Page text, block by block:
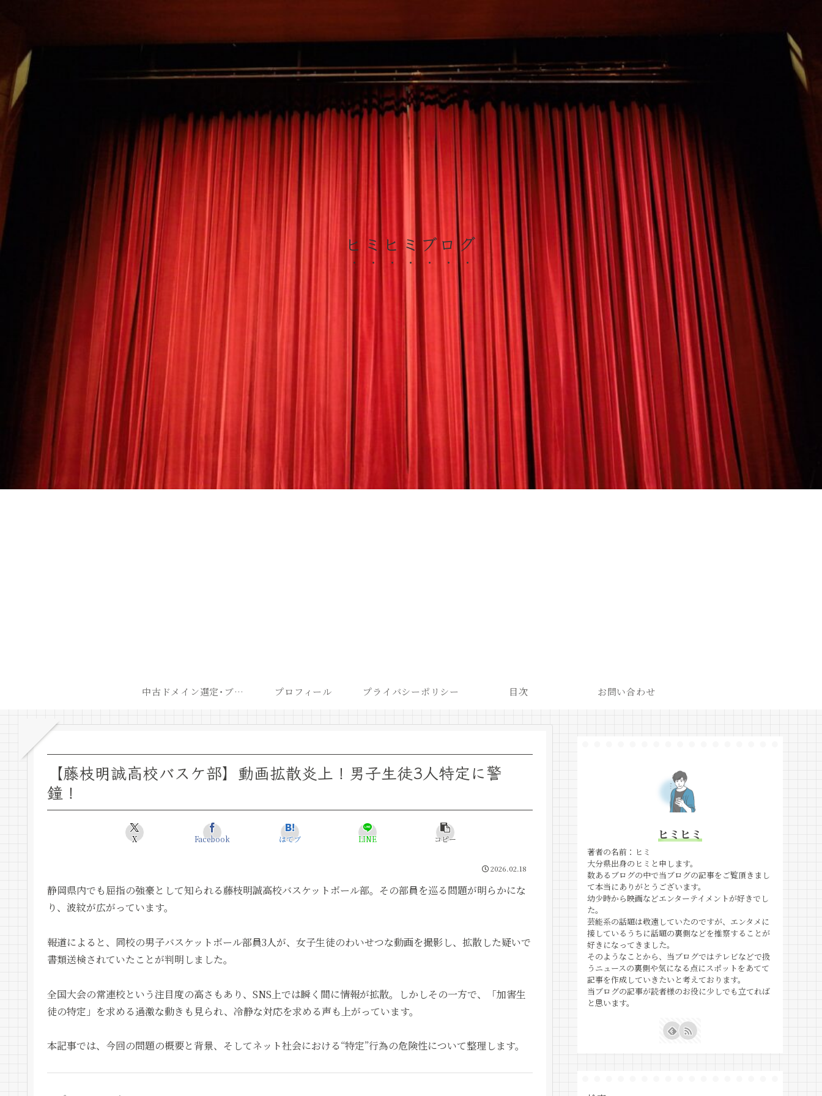
ヒミヒミブログ
中古ドメイン選定･ブログ開設後最短での収益化戦略 プロフィール プライバシーポリシー 目次 お問い合わせ
【藤枝明誠高校バスケ部】動画拡散炎上！男子生徒3人特定に警
鐘！
X Facebook はてブ LINE コピー
2026.02.18
静岡県内でも屈指の強豪として知られる藤枝明誠高校バスケットボール部。その部員を巡る問題が明らかにな
り、波紋が広がっています。
報道によると、同校の男子バスケットボール部員3人が、女子生徒のわいせつな動画を撮影し、拡散した疑いで
書類送検されていたことが判明しました。
全国大会の常連校という注目度の高さもあり、SNS上では瞬く間に情報が拡散。しかしその一方で、「加害生
徒の特定」を求める過激な動きも見られ、冷静な対応を求める声も上がっています。
本記事では、今回の問題の概要と背景、そしてネット社会における“特定”行為の危険性について整理します。
ヒミヒミ
著者の名前：ヒミ
大分県出身のヒミと申します。
数あるブログの中で当ブログの記事をご覧頂きまし
て本当にありがとうございます。
幼少時から映画などエンターテイメントが好きでし
た。
芸能系の話題は敬遠していたのですが、エンタメに
接しているうちに話題の裏側などを推察することが
好きになってきました。
そのようなことから、当ブログではテレビなどで扱
うニュースの裏側や気になる点にスポットをあてて
記事を作成していきたいと考えております。
当ブログの記事が読者様のお役に少しでも立てれば
と思います。